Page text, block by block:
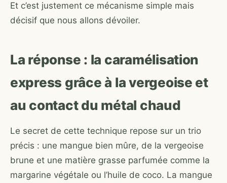
Et c’est justement ce mécanisme simple mais
décisif que nous allons dévoiler.
La réponse : la caramélisation
express grâce à la vergeoise et
au contact du métal chaud
Le secret de cette technique repose sur un trio
précis : une mangue bien mûre, de la vergeoise
brune et une matière grasse parfumée comme la
margarine végétale ou l’huile de coco. La mangue